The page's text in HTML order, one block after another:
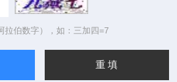
拉伯数字），如：三加四=7